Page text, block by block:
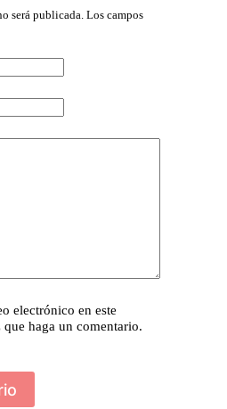
será publicada. Los campos
electrónico en este
haga un comentario.